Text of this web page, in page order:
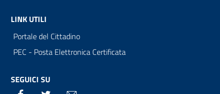
LINK UTILI
Portale del Cittadino
PEC - Posta Elettronica Certificata
SEGUICI SU